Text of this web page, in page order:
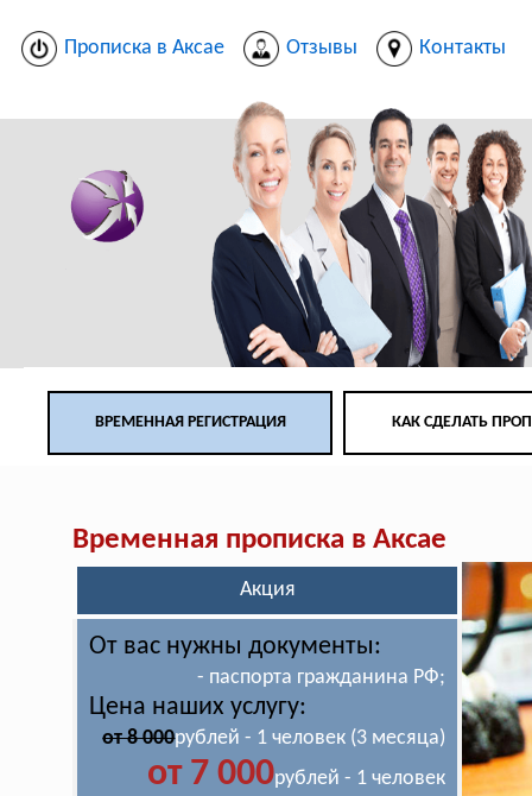
Прописка в Аксае Отзывы Контакты
ВРЕМЕННАЯ РЕГИСТРАЦИЯ КАК СДЕЛАТЬ
Временная прописка в Аксае
Акция
От вас нужны документы:
- паспорта гражданина РФ;
Цена наших услугу:
от 8 000рублей - 1 человек (3 месяца)
от 7 000рублей - 1 человек